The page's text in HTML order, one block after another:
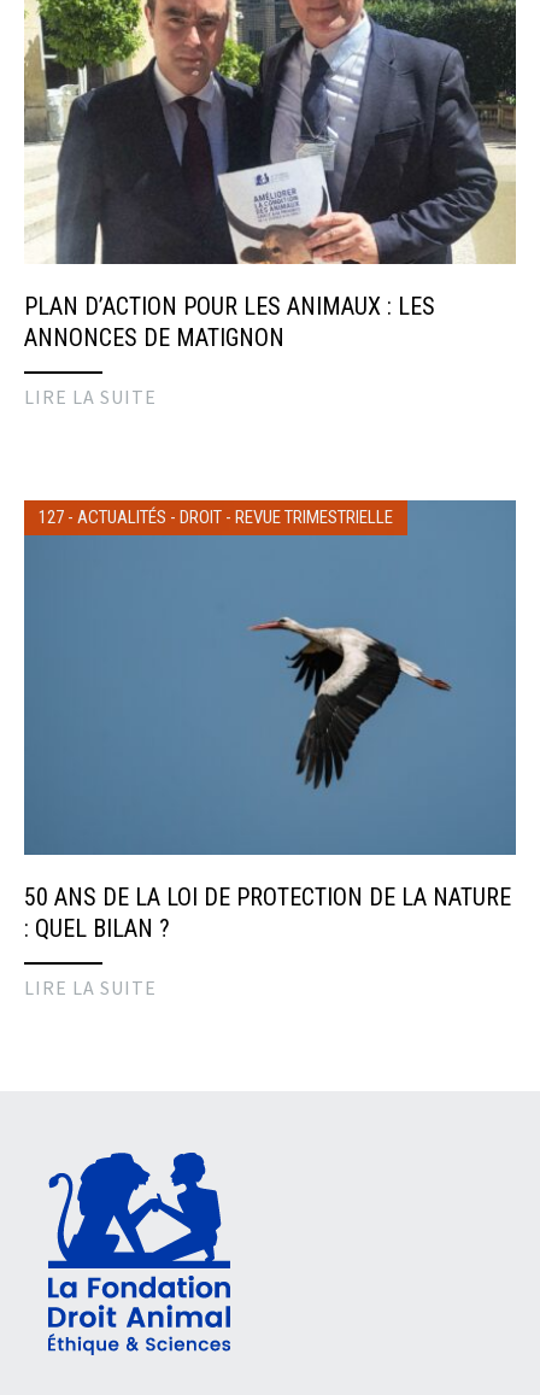
PLAN D’ACTION POUR LES ANIMAUX : LES
ANNONCES DE MATIGNON
LIRE LA SUITE
127 - ACTUALITÉS - DROIT - REVUE TRIMESTRIELLE
50 ANS DE LA LOI DE PROTECTION DE LA NATURE
: QUEL BILAN ?
LIRE LA SUITE